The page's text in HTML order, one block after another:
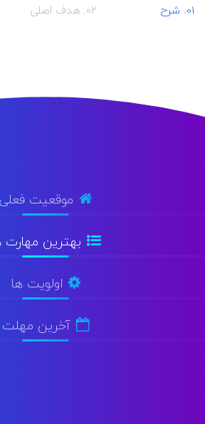
موقعیت فعلی
بهترین مهارت ها
اولویت ها
آخرین مهلت